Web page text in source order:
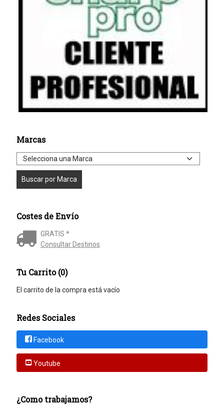
Marcas
Costes de Envío
GRATIS *
Consultar Destinos
Tu Carrito (0)
El carrito de la compra está vacío
Redes Sociales
Facebook
Youtube
¿Como trabajamos?